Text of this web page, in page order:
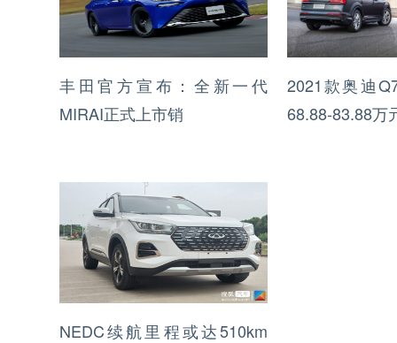
丰田官方宣布：全新一代
MIRAI正式上市销
2021款奥迪
68.88-83.88万
NEDC续航里程或达510km